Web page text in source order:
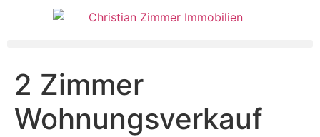
2 Zimmer
Wohnungsverkauf